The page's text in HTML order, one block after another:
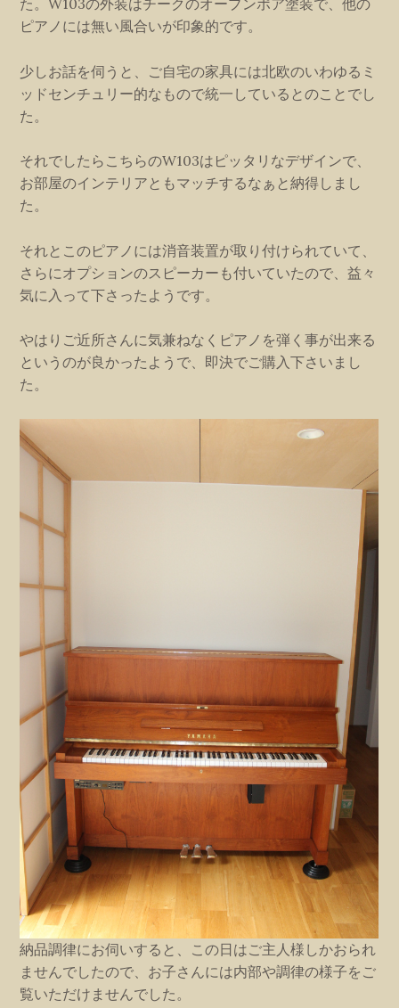
ピアノには無い風合いが印象的です。
少しお話を伺うと、ご自宅の家具には北欧のいわゆるミ
ッドセンチュリー的なもので統一しているとのことでし
た。
それでしたらこちらのW103はピッタリなデザインで、
お部屋のインテリアともマッチするなぁと納得しまし
た。
それとこのピアノには消音装置が取り付けられていて、
さらにオプションのスピーカーも付いていたので、益々
気に入って下さったようです。
やはりご近所さんに気兼ねなくピアノを弾く事が出来る
というのが良かったようで、即決でご購入下さいまし
た。
納品調律にお伺いすると、この日はご主人様しかおられ
ませんでしたので、お子さんには内部や調律の様子をご
覧いただけませんでした。